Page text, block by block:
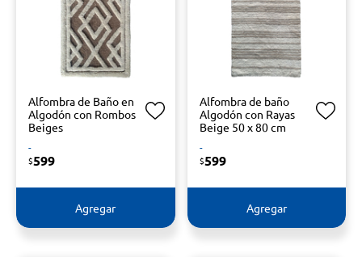
Alfombra de Baño en
Algodón con Rombos
Beiges
-
$599
Agregar
Alfombra de baño
Algodón con Rayas
Beige 50 x 80 cm
-
$599
Agregar